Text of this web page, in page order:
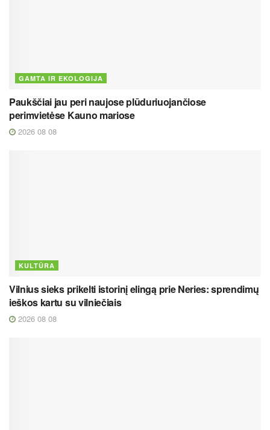
GAMTA IR EKOLOGIJA
Paukščiai jau peri naujose plūduriuojančiose
perimvietėse Kauno mariose
2026 08 08
KULTŪRA
Vilnius sieks prikelti istorinį elingą prie Neries: sprendimų
ieškos kartu su vilniečiais
2026 08 08